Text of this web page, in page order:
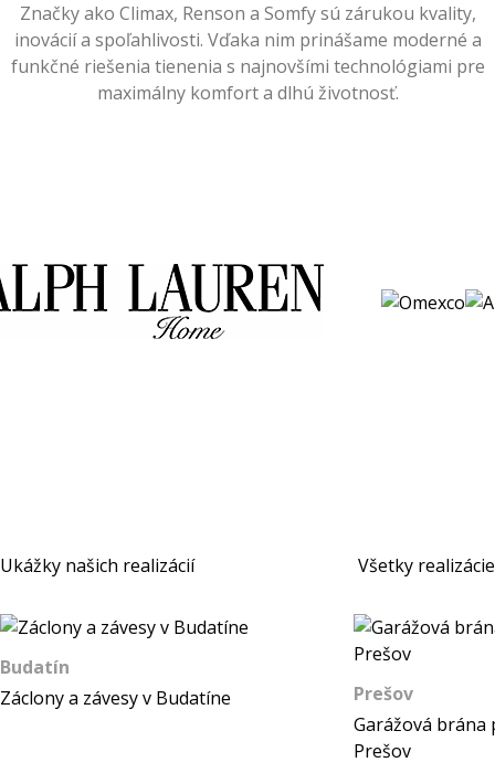
Značky ako Climax, Renson a Somfy sú zárukou kvality,
inovácií a spoľahlivosti. Vďaka nim prinášame moderné a
funkčné riešenia tienenia s najnovšími technológiami pre
maximálny komfort a dlhú životnosť.
Ukážky našich realizácií Všetky realizácie
Budatín
Záclony a závesy v Budatíne
Prešov
Garážová brána
Prešov